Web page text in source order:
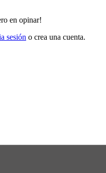
en opinar!
sesión o crea una cuenta.